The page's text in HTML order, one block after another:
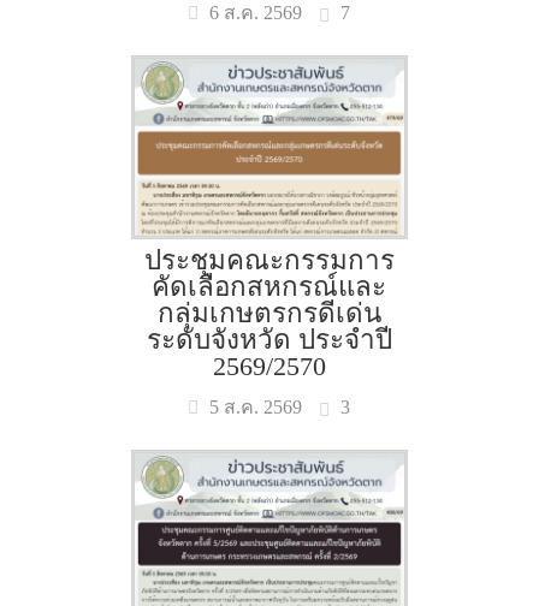
6 ส.ค. 2569 7
ประชุมคณะกรรมการ
คัดเลือกสหกรณ์และ
กลุ่มเกษตรกรดีเด่น
ระดับจังหวัด ประจำปี
2569/2570
5 ส.ค. 2569 3